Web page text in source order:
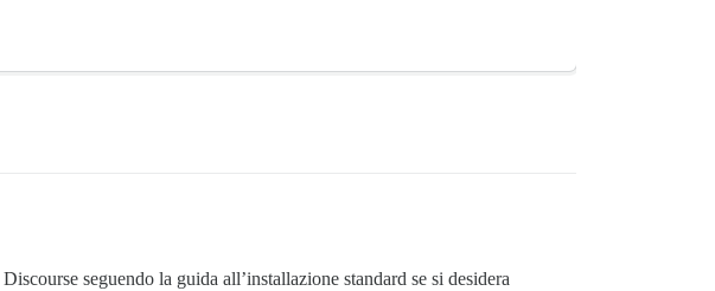
seguendo la guida all’installazione standard se si desidera